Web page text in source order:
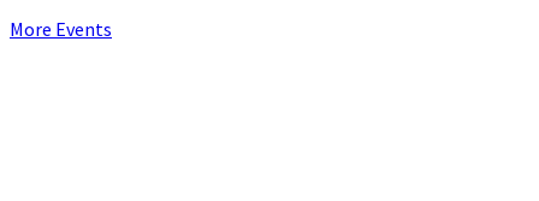
Back
More Events